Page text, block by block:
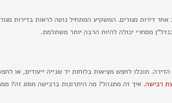
אחר דירות מגורים. המשקיע המתחיל נוטה לראות בדירות
מסחרי יכולה להיות הרבה יותר משתלמת.
תוכלו לחפש מציאות בלוחות יד שנייה ייעודים, או
רכישה. איך זה מתנהל? מה היתרונות ברכישה מסוג זה?